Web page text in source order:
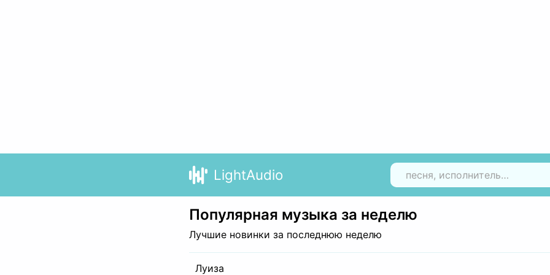
LightAudio
Популярная музыка за неделю
Лучшие новинки за последнюю неделю
Луиза